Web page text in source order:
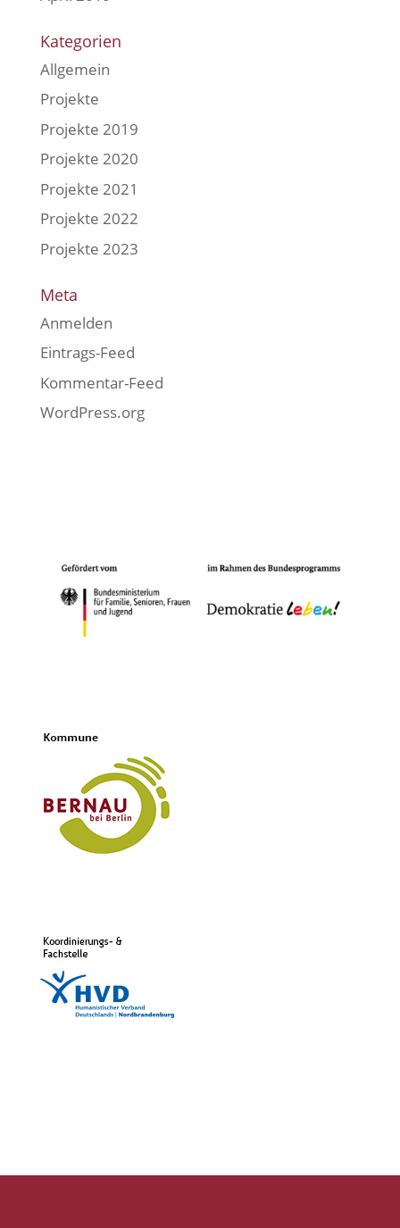
Kategorien
Allgemein
Projekte
Projekte 2019
Projekte 2020
Projekte 2021
Projekte 2022
Projekte 2023
Meta
Anmelden
Eintrags-Feed
Kommentar-Feed
WordPress.org